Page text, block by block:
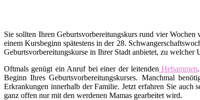
Sie sollten Ihren Geburtsvorbereitungskurs rund vier
einem Kursbeginn spätestens in der 28.
Geburtsvorbereitungskurse in Ihrer Stadt anbietet, zu welcher
Oftmals genügt ein Anruf bei einer der leitenden Hebammen
Beginn Ihres Geburtsvorbereitungskurses. Manchmal
Erkrankungen innerhalb der Familie. Jetzt erfahren Sie auch
ganz offen nur mit den werdenen Mamas gearbeitet wird.